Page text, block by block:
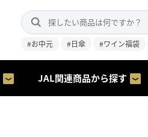
#お中元 #日傘 #ワイン福袋
JAL関連商品から探す